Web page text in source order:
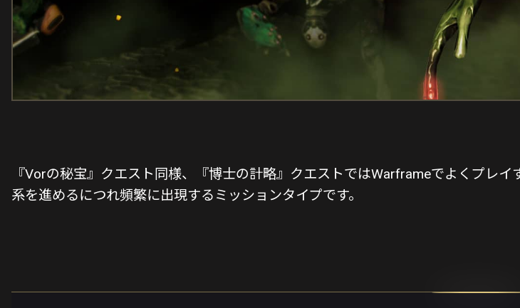
『Vorの秘宝』クエスト同様、『博士の計略』クエストではWarframeでよくプレ
系を進めるにつれ頻繁に出現するミッションタイプです。